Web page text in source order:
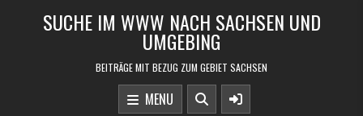
SUCHE IM WWW NACH SACHSEN UND
UMGEBING
BEITRÄGE MIT BEZUG ZUM GEBIET SACHSEN
MENU